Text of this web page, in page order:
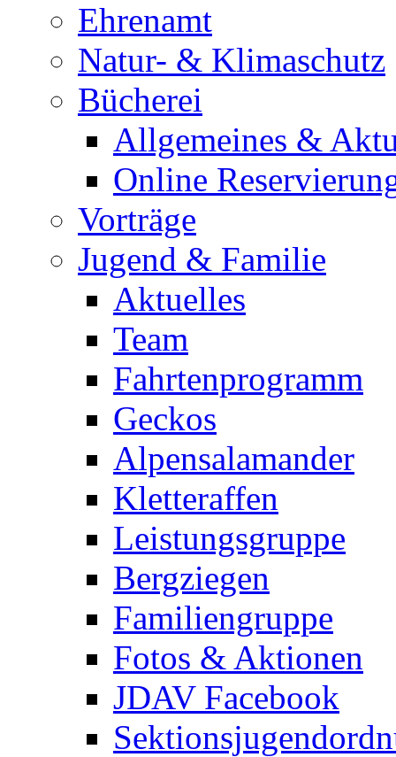
Ehrenamt
Natur- & Klimaschutz
Bücherei
Allgemeines &
Online
Vorträge
Jugend & Familie
Aktuelles
Team
Fahrtenprogramm
Geckos
Alpensalamander
Kletteraffen
Leistungsgruppe
Bergziegen
Familiengruppe
Fotos & Aktionen
JDAV Facebook